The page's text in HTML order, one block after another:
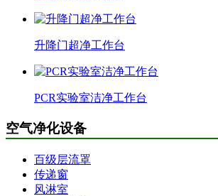
升降门超净工作台
PCR实验室洁净工作台
空气净化设备
百级层流罩
传递窗
风淋室